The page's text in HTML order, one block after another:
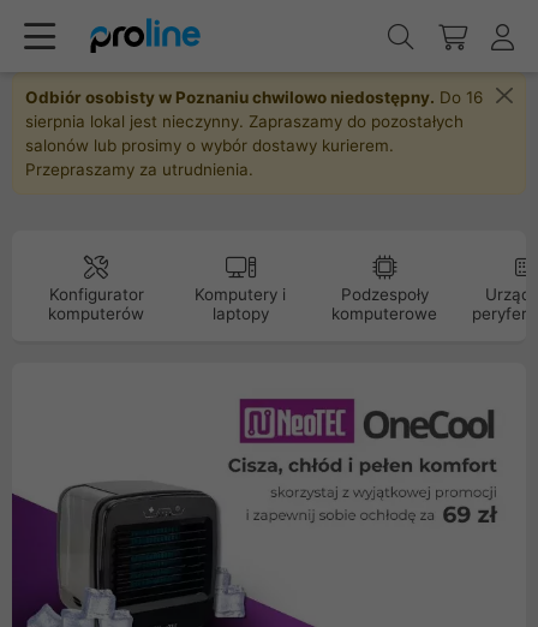
Odbiór osobisty w Poznaniu chwilowo niedostępny. Do 16
sierpnia lokal jest nieczynny. Zapraszamy do pozostałych
salonów lub prosimy o wybór dostawy kurierem.
Przepraszamy za utrudnienia.
Konfigurator
komputerów
Komputery i
laptopy
Podzespoły
komputerowe